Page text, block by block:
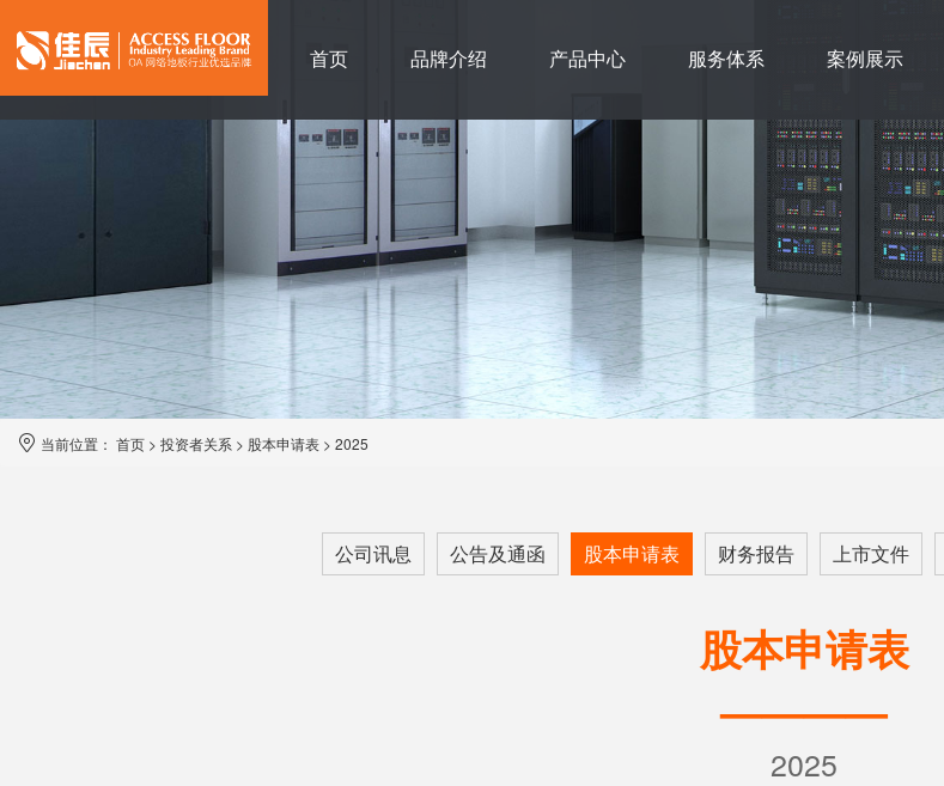
首页 品牌介绍 产品中心 服务体系 案例展示
当前位置： 首页 > 投资者关系 > 股本申请表 > 2025
公司讯息 公告及通函 股本申请表 财务报告 上市文件
股本申请表
————
2025